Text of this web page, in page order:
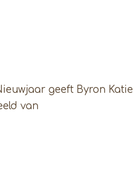
geeft Byron Katie
van